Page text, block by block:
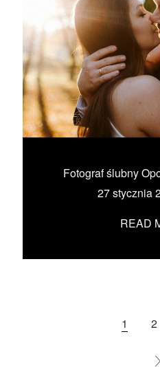
Fotograf ślubny
27 stycznia
READ
1 2
O